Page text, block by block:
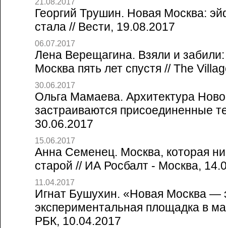
Георгий Трушин. Новая Москва:
стала // Вести, 19.08.2017
06.07.2017
Лена Верещагина. Взяли и
Москва пять лет спустя // The
30.06.2017
Ольга Мамаева. Архитектура
застраиваются присоединенные
30.06.2017
15.06.2017
Анна Семенец. Москва, которая
старой // ИА Росбалт - Москва,
11.04.2017
Игнат Бушухин. «Новая Москва —
экспериментальная площадка в
РБК, 10.04.2017